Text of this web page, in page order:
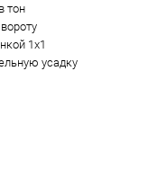
тон
1х1
усадку